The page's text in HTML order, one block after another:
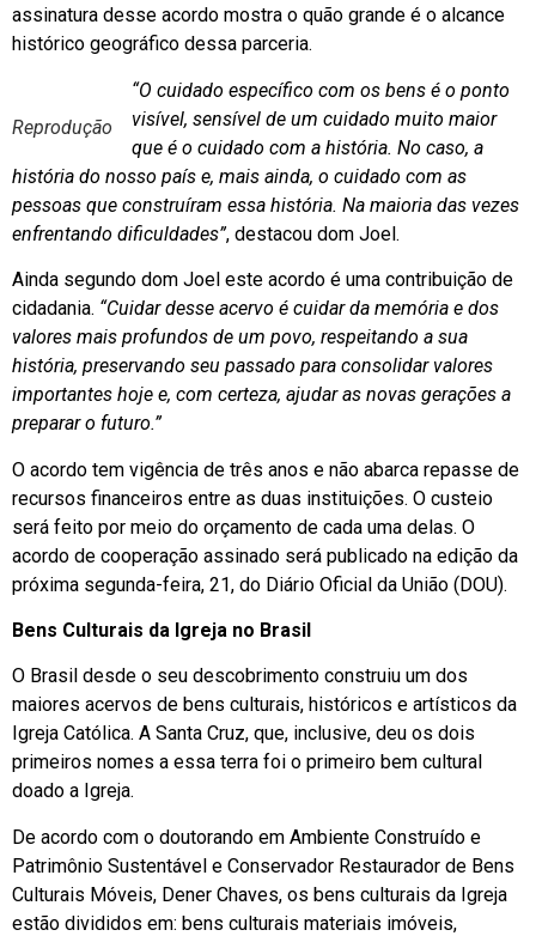
assinatura desse acordo mostra o quão grande é o alcance
histórico geográfico dessa parceria.
Reprodução
“O cuidado específico com os bens é o ponto
visível, sensível de um cuidado muito maior
que é o cuidado com a história. No caso, a
história do nosso país e, mais ainda, o cuidado com as
pessoas que construíram essa história. Na maioria das vezes
enfrentando dificuldades”, destacou dom Joel.
Ainda segundo dom Joel este acordo é uma contribuição de
cidadania. “Cuidar desse acervo é cuidar da memória e dos
valores mais profundos de um povo, respeitando a sua
história, preservando seu passado para consolidar valores
importantes hoje e, com certeza, ajudar as novas gerações a
preparar o futuro.”
O acordo tem vigência de três anos e não abarca repasse de
recursos financeiros entre as duas instituições. O custeio
será feito por meio do orçamento de cada uma delas. O
acordo de cooperação assinado será publicado na edição da
próxima segunda-feira, 21, do Diário Oficial da União (DOU).
Bens Culturais da Igreja no Brasil
O Brasil desde o seu descobrimento construiu um dos
maiores acervos de bens culturais, históricos e artísticos da
Igreja Católica. A Santa Cruz, que, inclusive, deu os dois
primeiros nomes a essa terra foi o primeiro bem cultural
doado a Igreja.
De acordo com o doutorando em Ambiente Construído e
Patrimônio Sustentável e Conservador Restaurador de Bens
Culturais Móveis, Dener Chaves, os bens culturais da Igreja
estão divididos em: bens culturais materiais imóveis,